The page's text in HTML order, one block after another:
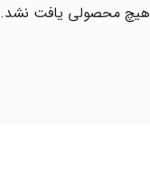
هیچ محصولی یافت نشد.